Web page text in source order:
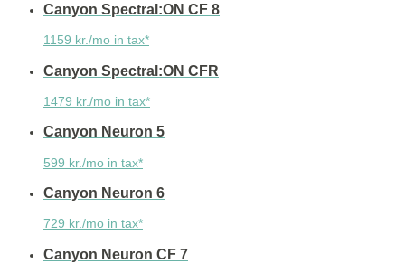
Canyon Spectral:ON CF 8
1159 kr./mo in tax*
Canyon Spectral:ON CFR
1479 kr./mo in tax*
Canyon Neuron 5
599 kr./mo in tax*
Canyon Neuron 6
729 kr./mo in tax*
Canyon Neuron CF 7